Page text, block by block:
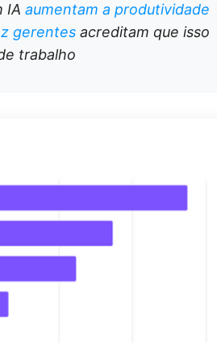
IA aumentam a produtividade
gerentes acreditam que isso
trabalho